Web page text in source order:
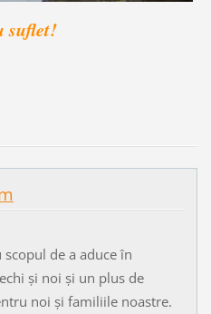
suflet!
de a aduce în
și noi și un plus de
noi și familiile noastre.